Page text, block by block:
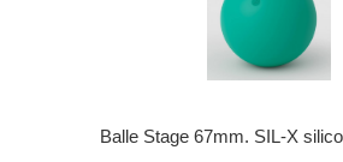
Balle Stage 67mm. SIL-X